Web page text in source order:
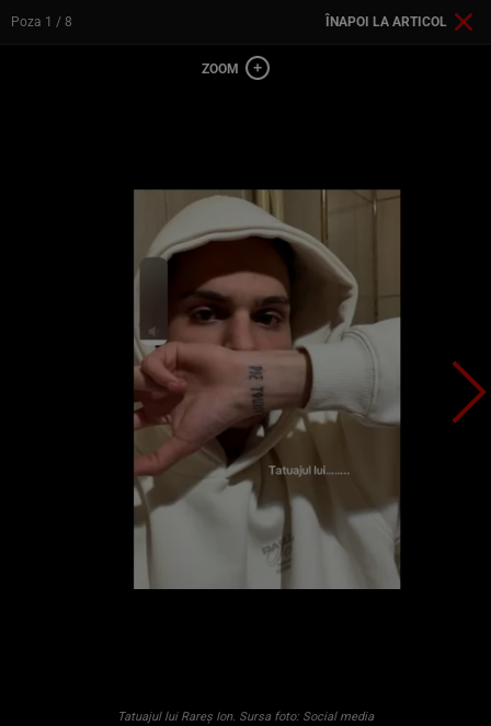
Poza 1 / 8 ÎNAPOI LA ARTICOL
Tatuajul lui Rareș Ion. Sursa foto: Social media